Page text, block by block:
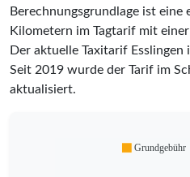
Berechnungsgrundlage ist eine
Kilometern im Tagtarif mit
Der aktuelle Taxitarif Esslingen
Seit 2019 wurde der Tarif im
aktualisiert.
Grundgebühr